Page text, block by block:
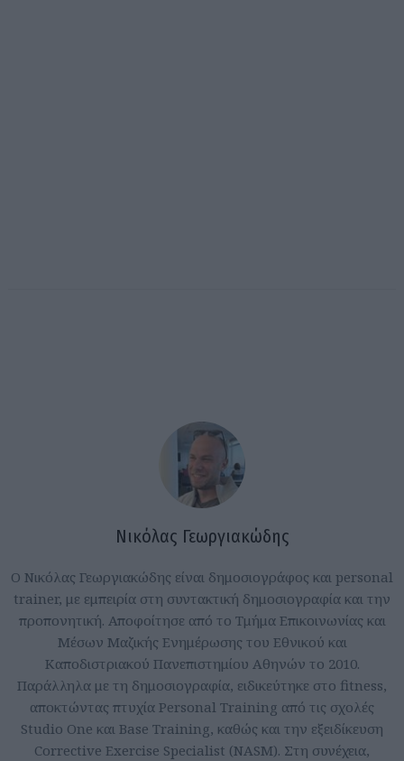
Νικόλας Γεωργιακώδης
Ο Νικόλας Γεωργιακώδης είναι δημοσιογράφος και personal
trainer, με εμπειρία στη συντακτική δημοσιογραφία και την
προπονητική. Αποφοίτησε από το Τμήμα Επικοινωνίας και
Μέσων Μαζικής Ενημέρωσης του Εθνικού και
Καποδιστριακού Πανεπιστημίου Αθηνών το 2010.
Παράλληλα με τη δημοσιογραφία, ειδικεύτηκε στο fitness,
αποκτώντας πτυχία Personal Training από τις σχολές
Studio One και Base Training, καθώς και την εξειδίκευση
Corrective Exercise Specialist (NASM). Στη συνέχεια,